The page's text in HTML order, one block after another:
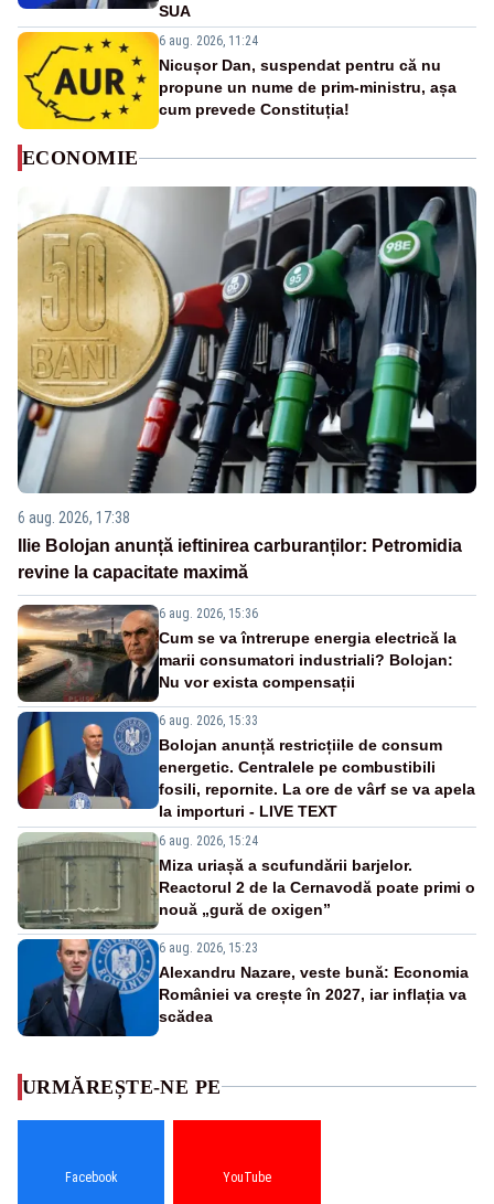
SUA
6 aug. 2026, 11:24
Nicușor Dan, suspendat pentru că nu
propune un nume de prim-ministru, așa
cum prevede Constituția!
ECONOMIE
6 aug. 2026, 17:38
Ilie Bolojan anunță ieftinirea carburanților: Petromidia
revine la capacitate maximă
6 aug. 2026, 15:36
Cum se va întrerupe energia electrică la
marii consumatori industriali? Bolojan:
Nu vor exista compensații
6 aug. 2026, 15:33
Bolojan anunță restricțiile de consum
energetic. Centralele pe combustibili
fosili, repornite. La ore de vârf se va apela
la importuri - LIVE TEXT
6 aug. 2026, 15:24
Miza uriașă a scufundării barjelor.
Reactorul 2 de la Cernavodă poate primi o
nouă „gură de oxigen”
6 aug. 2026, 15:23
Alexandru Nazare, veste bună: Economia
României va crește în 2027, iar inflația va
scădea
URMĂREȘTE-NE PE
Facebook YouTube